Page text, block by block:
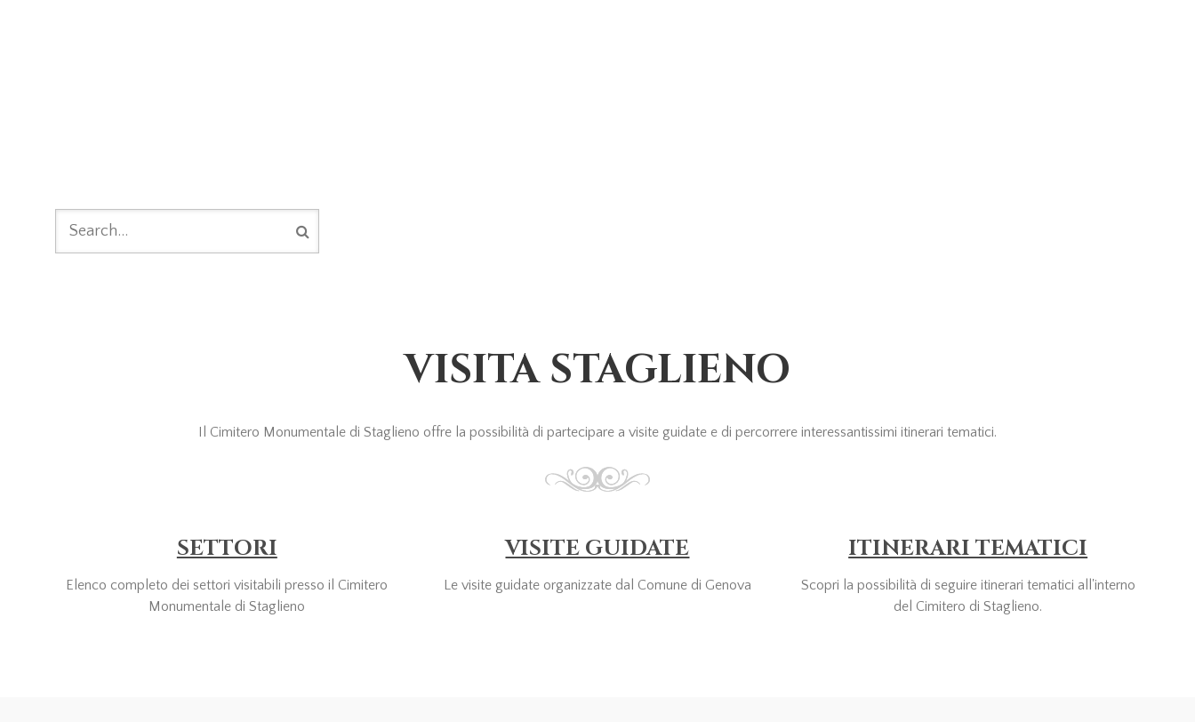
FORM DI
VISITA STAGLIENO
Il Cimitero Monumentale di Staglieno offre la possibilità di partecipare a visite guidate e di percorrere interessantissimi itinerari tematici.
SETTORI
Elenco completo dei settori visitabili presso il Cimitero
Monumentale di Staglieno
VISITE GUIDATE
Le visite guidate organizzate dal Comune di Genova
ITINERARI TEMATICI
Scopri la possibilità di seguire itinerari tematici all'interno
del Cimitero di Staglieno.